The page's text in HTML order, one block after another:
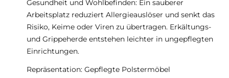
Gesundheit und Wohlbefinden: Ein sauberer
Arbeitsplatz reduziert Allergieauslöser und senkt das
Risiko, Keime oder Viren zu übertragen. Erkältungs-
und Grippeherde entstehen leichter in ungepflegten
Einrichtungen.
Repräsentation: Gepflegte Polstermöbel